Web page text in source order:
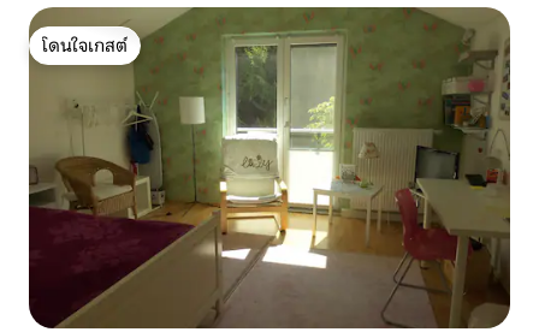
โดนใจเกสต์
โดนใจเกสต์